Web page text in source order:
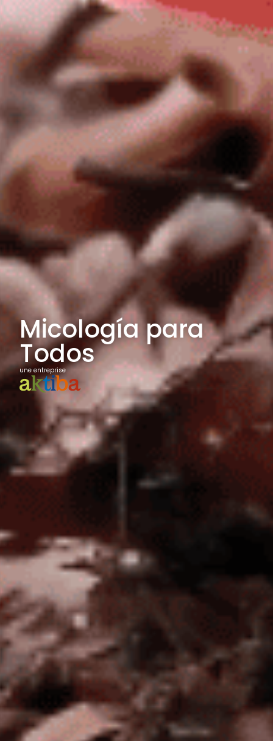
Micología para
Todos
une entreprise